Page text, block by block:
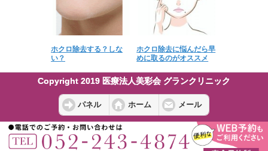
ホクロ除去する？しな
い？
ホクロ除去に悩んだら早
めに取るのがオススメ
Copyright 2019 医療法人美彩会 グランクリニック
パネル ホーム メール